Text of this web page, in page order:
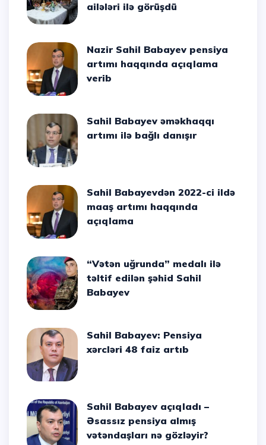
ailələri ilə görüşdü
Nazir Sahil Babayev pensiya
artımı haqqında açıqlama
verib
Sahil Babayev əməkhaqqı
artımı ilə bağlı danışır
Sahil Babayevdən 2022-ci ildə
maaş artımı haqqında
açıqlama
“Vətən uğrunda” medalı ilə
təltif edilən şəhid Sahil
Babayev
Sahil Babayev: Pensiya
xərcləri 48 faiz artıb
Sahil Babayev açıqladı –
Əsassız pensiya almış
vətəndaşları nə gözləyir?